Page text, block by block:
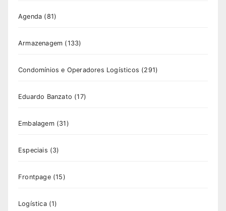
Agenda (81)
Armazenagem (133)
Condomínios e Operadores Logísticos (291)
Eduardo Banzato (17)
Embalagem(31)
Especiais (3)
Frontpage(15)
Logística(1)